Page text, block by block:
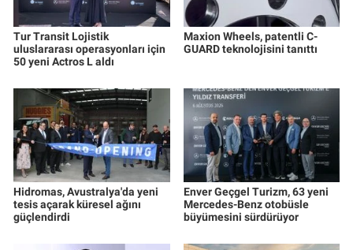
Tur Transit Lojistik
uluslararası operasyonları için
50 yeni Actros L aldı
Maxion Wheels, patentli C-
GUARD teknolojisini tanıttı
Hidromas, Avustralya'da yeni
tesis açarak küresel ağını
güçlendirdi
Enver Geçgel Turizm, 63 yeni
Mercedes-Benz otobüsle
büyümesini sürdürüyor